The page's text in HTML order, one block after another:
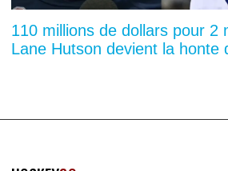
110 millions de dollars pour 2
Lane Hutson devient la honte